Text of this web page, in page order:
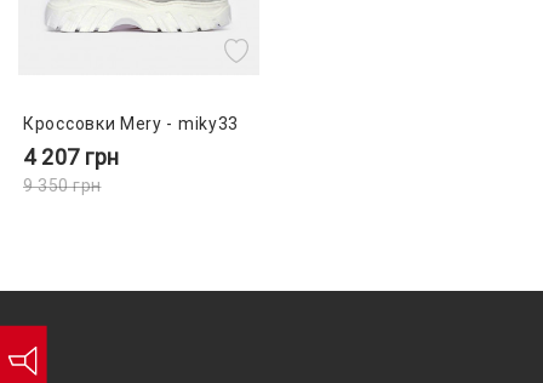
Кроссовки Mery - miky33
4 207 грн
9 350грн